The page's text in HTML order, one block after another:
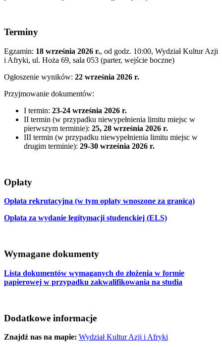
Terminy
Egzamin: 18 września 2026 r., od godz. 10:00, Wydział Kultur Azji
i Afryki, ul. Hoża 69, sala 053 (parter, wejście boczne)
Ogłoszenie wyników: 22 września 2026 r.
Przyjmowanie dokumentów:
I termin: 23-24 września 2026 r.
II termin (w przypadku niewypełnienia limitu miejsc w
pierwszym terminie): 25, 28 września 2026 r.
III termin (w przypadku niewypełnienia limitu miejsc w
drugim terminie): 29-30 września 2026 r.
Opłaty
Opłata rekrutacyjna (w tym opłaty wnoszone za granicą)
Opłata za wydanie legitymacji studenckiej (ELS)
Wymagane dokumenty
Lista dokumentów wymaganych do złożenia w formie
papierowej w przypadku zakwalifikowania na studia
Dodatkowe informacje
Znajdź nas na mapie: Wydział Kultur Azji i Afryki